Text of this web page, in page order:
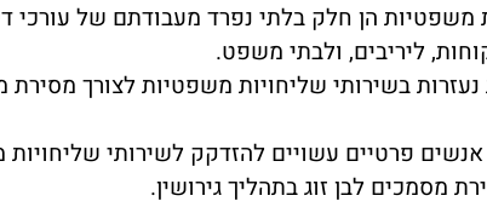
משפטיות הן חלק בלתי נפרד מעבודתם של עורכי
ליריבים, ולבתי משפט.
נעזרות בשירותי שליחויות משפטיות לצורך
פרטיים עשויים להזדקק לשירותי
מסמכים לבן זוג בתהליך גירושין.